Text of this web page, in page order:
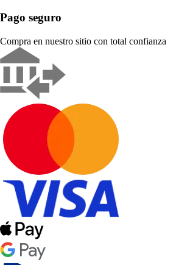
Pago seguro
Compra en nuestro sitio con total confianza